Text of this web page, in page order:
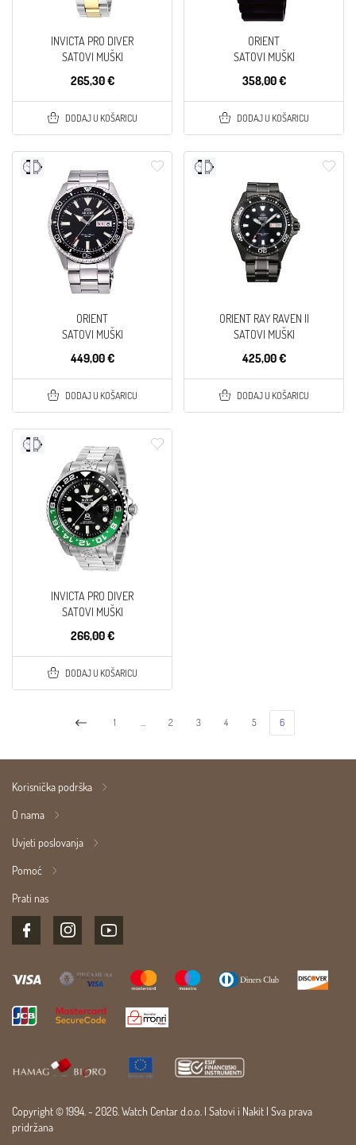
INVICTA PRO DIVER
SATOVI MUŠKI
265,30 €
DODAJ U KOŠARICU
ORIENT
SATOVI MUŠKI
358,00 €
DODAJ U KOŠARICU
ORIENT
SATOVI MUŠKI
449,00 €
DODAJ U KOŠARICU
ORIENT RAY RAVEN II
SATOVI MUŠKI
425,00 €
DODAJ U KOŠARICU
INVICTA PRO DIVER
SATOVI MUŠKI
266,00 €
DODAJ U KOŠARICU
1 2 3 4 5 6
Korisnička podrška
O nama
Uvjeti poslovanja
Pomoć
Prati nas
Copyright © 1994. - 2026. Watch Centar d.o.o. | Satovi i Nakit | Sva prava
pridržana